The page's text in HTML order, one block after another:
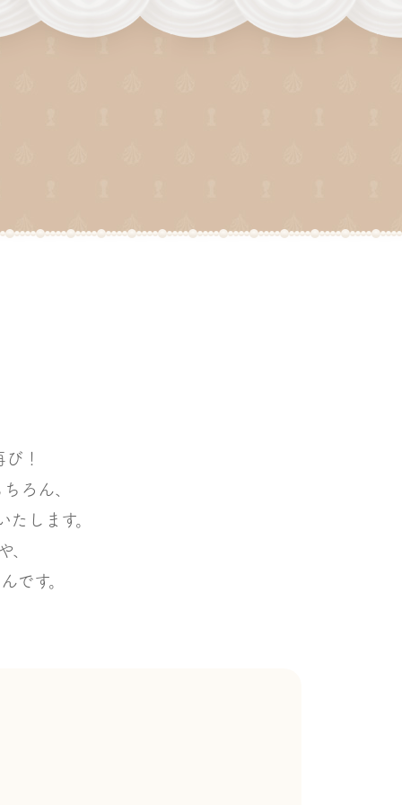
！
ろん、
します。
、
です。